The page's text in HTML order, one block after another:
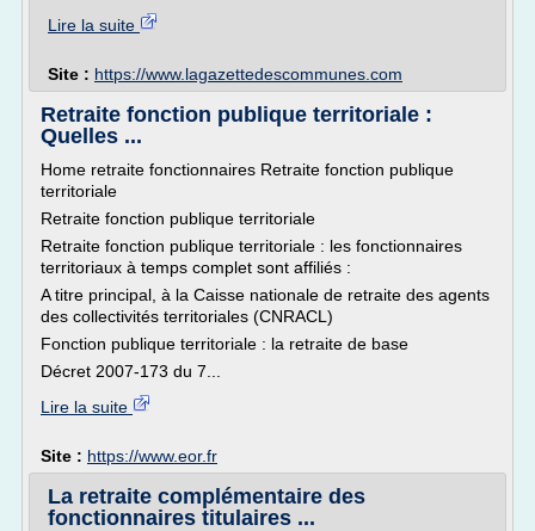
Lire la suite
Site : https://www.lagazettedescommunes.com
Retraite fonction publique territoriale :
Quelles ...
Home retraite fonctionnaires Retraite fonction publique
territoriale
Retraite fonction publique territoriale
Retraite fonction publique territoriale : les fonctionnaires
territoriaux à temps complet sont affiliés :
A titre principal, à la Caisse nationale de retraite des agents
des collectivités territoriales (CNRACL)
Fonction publique territoriale : la retraite de base
Décret 2007-173 du 7...
Lire la suite
Site : https://www.eor.fr
La retraite complémentaire des
fonctionnaires titulaires ...